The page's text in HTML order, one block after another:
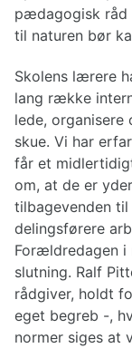
pædagogisk råd
til naturen bør
Skolens lærere
lang række
lede,
skue. Vi har
får et
om, at de er
tilbagevenden
delingsførere
Forældredagen i
slutning. Ralf
rådgiver, holdt
eget begreb -,
normer siges at